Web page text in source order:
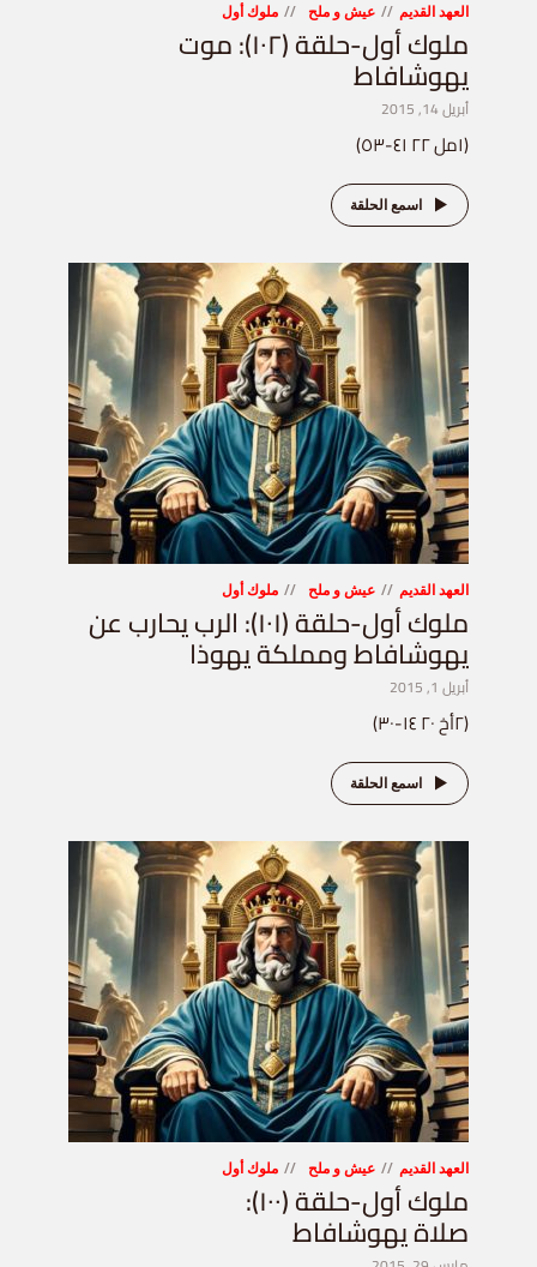
العهد القديم عيش و ملح ملوك أول
ملوك أول-حلقة (١٠٢): موت
يهوشافاط
أبريل 14, 2015
(١مل ٢٢ ٤١-٥٣)
اسمع الحلقة
العهد القديم عيش و ملح ملوك أول
ملوك أول-حلقة (١٠١): الرب يحارب عن
يهوشافاط ومملكة يهوذا
أبريل 1, 2015
(٢أخ ٢٠ ١٤-٣٠)
اسمع الحلقة
العهد القديم عيش و ملح ملوك أول
ملوك أول-حلقة (١٠٠):
صلاة يهوشافاط